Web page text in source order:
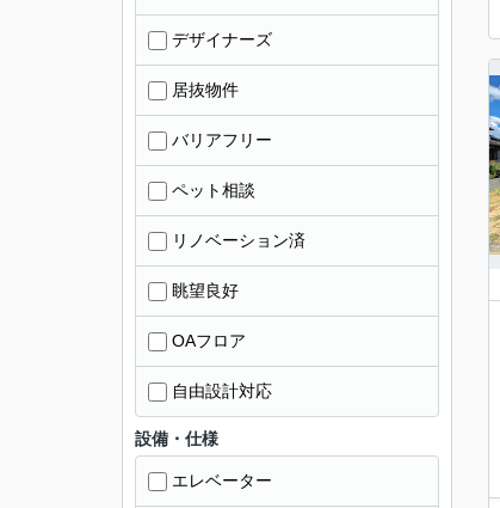
デザイナーズ
居抜物件
バリアフリー
ペット相談
リノベーション済
眺望良好
OAフロア
自由設計対応
設備・仕様
エレベーター